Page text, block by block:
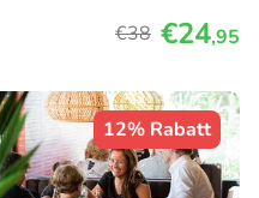
€38 €24,95
12% Rabatt